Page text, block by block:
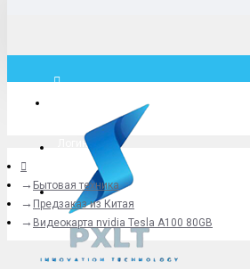
Логин
+79775619766
Бытовая техника
Предзаказ из Китая
Видеокарта nvidia Tesla A100 80GB